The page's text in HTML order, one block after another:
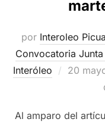
por Interoleo
Convocatoria
Interóleo
20
Al amparo del